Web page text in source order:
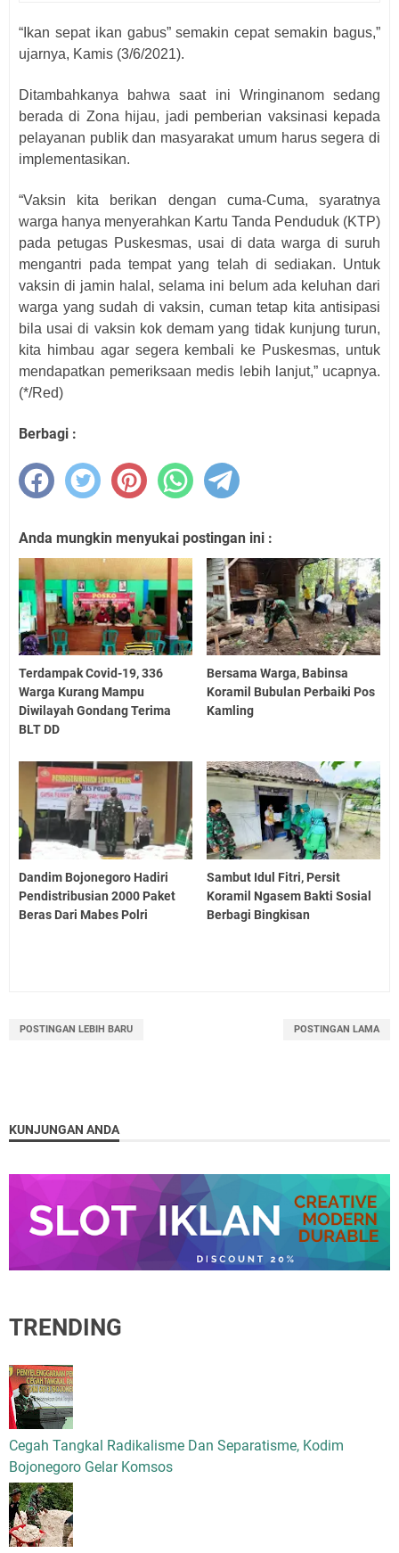
“Ikan sepat ikan gabus” semakin cepat semakin bagus,”
ujarnya, Kamis (3/6/2021).
Ditambahkanya bahwa saat ini Wringinanom sedang
berada di Zona hijau, jadi pemberian vaksinasi kepada
pelayanan publik dan masyarakat umum harus segera di
implementasikan.
“Vaksin kita berikan dengan cuma-Cuma, syaratnya
warga hanya menyerahkan Kartu Tanda Penduduk (KTP)
pada petugas Puskesmas, usai di data warga di suruh
mengantri pada tempat yang telah di sediakan. Untuk
vaksin di jamin halal, selama ini belum ada keluhan dari
warga yang sudah di vaksin, cuman tetap kita antisipasi
bila usai di vaksin kok demam yang tidak kunjung turun,
kita himbau agar segera kembali ke Puskesmas, untuk
mendapatkan pemeriksaan medis lebih lanjut,” ucapnya.
(*/Red)
Berbagi :
Anda mungkin menyukai postingan ini :
Terdampak Covid-19, 336
Warga Kurang Mampu
Diwilayah Gondang Terima
BLT DD
Bersama Warga, Babinsa
Koramil Bubulan Perbaiki Pos
Kamling
Dandim Bojonegoro Hadiri
Pendistribusian 2000 Paket
Beras Dari Mabes Polri
Sambut Idul Fitri, Persit
Koramil Ngasem Bakti Sosial
Berbagi Bingkisan
POSTINGAN LEBIH BARU POSTINGAN LAMA
KUNJUNGAN ANDA
TRENDING
Cegah Tangkal Radikalisme Dan Separatisme, Kodim
Bojonegoro Gelar Komsos